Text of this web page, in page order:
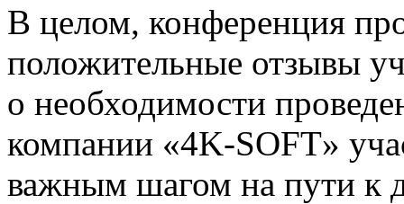
В целом, конференция
положительные отзывы
о необходимости
компании «4K-SOFT»
важным шагом на пути к